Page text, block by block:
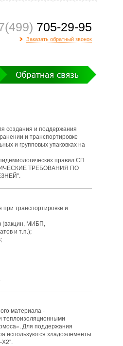
705-29-95
Заказать обратный звонок
создания и поддержания
и транспортировке
и групповых упаковках на
правил СП
ТРЕБОВАНИЯ ПО
транспортировке и
(вакцин, МИБП,
и т.п.);
материала -
теплоизоляционными
Для поддержания
используются хладоэлементы